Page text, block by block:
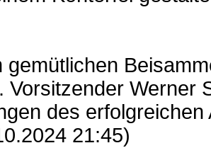
gemütlichen
Vorsitzender Werner
des
21:45)